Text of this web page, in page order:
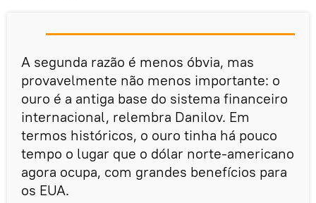
A segunda razão é menos óbvia, mas
provavelmente não menos importante: o
ouro é a antiga base do sistema financeiro
internacional, relembra Danilov. Em
termos históricos, o ouro tinha há pouco
tempo o lugar que o dólar norte-americano
agora ocupa, com grandes benefícios para
os EUA.